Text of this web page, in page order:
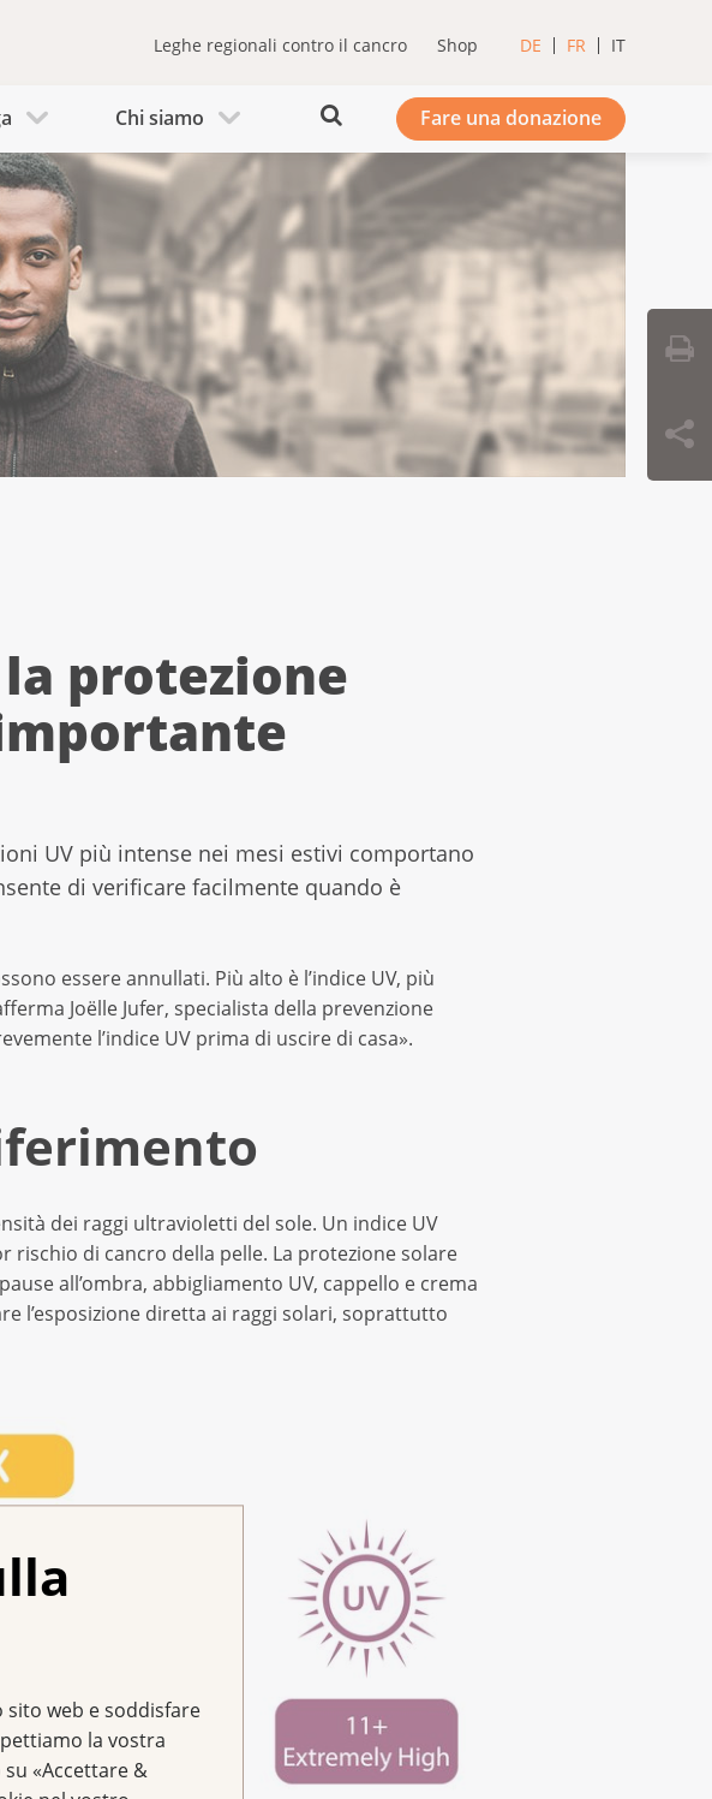
web e soddisfare
la vostra
«Accettare &
Leghe regionali contro il cancro Shop DE FR IT
Chi siamo Fare una donazione
la protezione
UV più intense nei mesi estivi comportano
di verificare facilmente quando è
essere annullati. Più alto è l’indice UV, più
Joëlle Jufer, specialista della prevenzione
l’indice UV prima di uscire di casa».
dei raggi ultravioletti del sole. Un indice UV
di cancro della pelle. La protezione solare
all’ombra, abbigliamento UV, cappello e crema
l’esposizione diretta ai raggi solari, soprattutto